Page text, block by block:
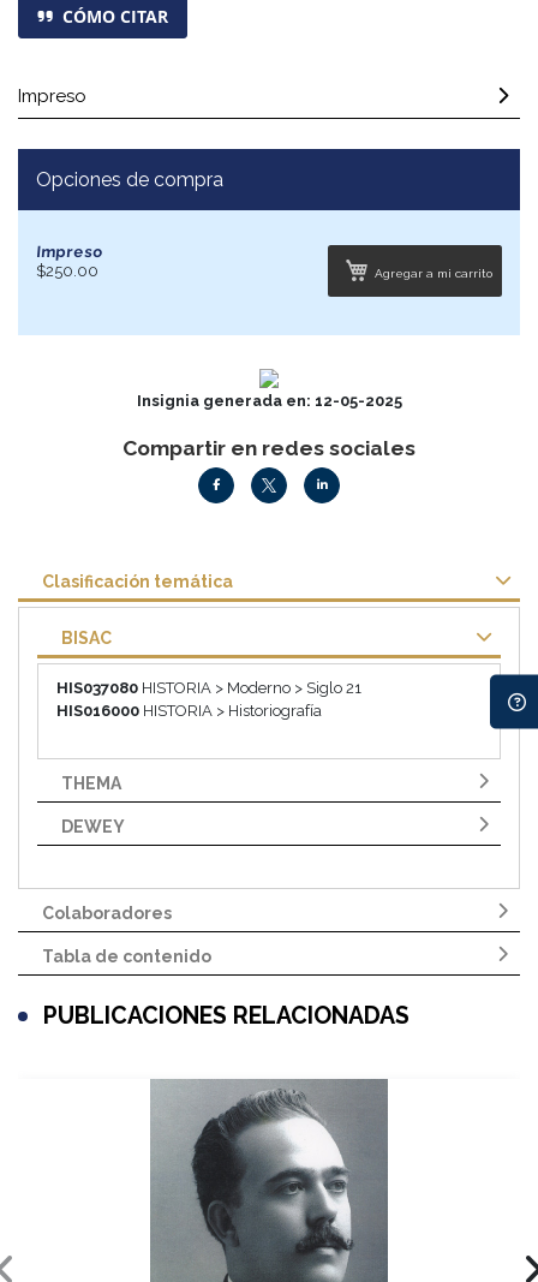
CÓMO CITAR
Impreso
Opciones de compra
Impreso
$250.00
Agregar a mi carrito
Insignia generada en: 12-05-2025
Compartir en redes sociales
Clasificación temática
BISAC
HIS037080 HISTORIA > Moderno > Siglo 21
HIS016000 HISTORIA > Historiografía
THEMA
DEWEY
Colaboradores
Tabla de contenido
PUBLICACIONES RELACIONADAS